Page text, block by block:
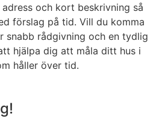
och kort beskrivning så
förslag på tid. Vill du komma
snabb rådgivning och en tydlig
hjälpa dig att måla ditt hus i
håller över tid.